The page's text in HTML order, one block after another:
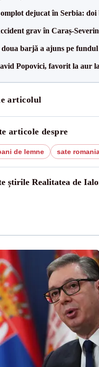
dejucat în Serbia: doi
grav în Caraș-
barjă a ajuns pe
Popovici, favorit la aur
articolul
articole despre
de lemne sate
știrile Realitatea de